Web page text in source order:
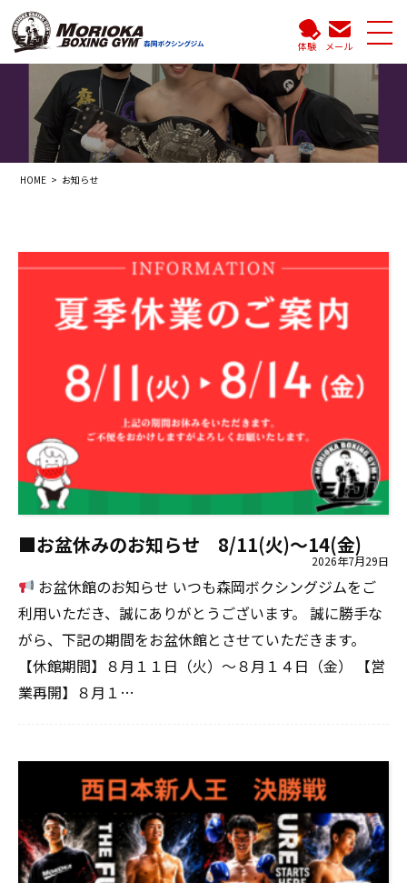
体験 メール
HOME お知らせ
■お盆休みのお知らせ 8/11(火)～14(金)
2026年7月29日
お盆休館のお知らせ いつも森岡ボクシングジムをご
利用いただき、誠にありがとうございます。 誠に勝手な
がら、下記の期間をお盆休館とさせていただきます。
【休館期間】８月１１日（火）～８月１４日（金） 【営
業再開】８月１…